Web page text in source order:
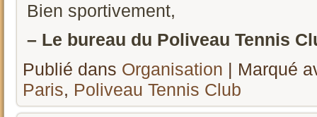
Bien sportivement,
– Le bureau du Poliveau Tennis
Publié dans Organisation | Marqué
Paris, Poliveau Tennis Club